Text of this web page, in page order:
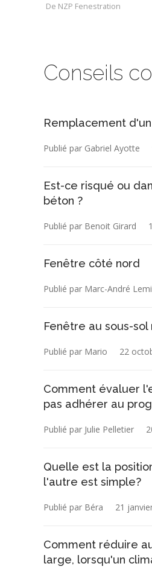
De NZP Fenestration
Conseils
Remplacement
Publié par Gabriel Ayotte
Est-ce risqué ou
béton ?
Publié par Benoit Girard
Fenêtre côté nord
Publié par Marc-André
Fenêtre au sous-
Publié par Mario 22
Comment évaluer
pas adhérer au
Publié par Julie Pelletier
Quelle est la
l'autre est simple?
Publié par Béra 21
Comment réduire
large, lorsqu'un